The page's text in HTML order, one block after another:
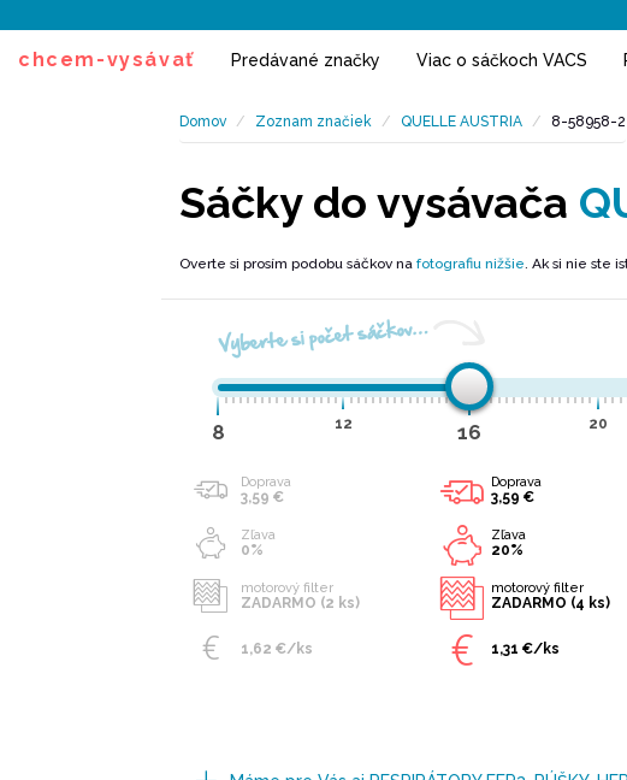
chcem-vysávať Predávané značky Viac o sáčkoch VACS
Domov Zoznam značiek QUELLE AUSTRIA 8-58958-2
Sáčky do vysávača
Overte si prosím podobu sáčkov nafotografiu nižšie. Ak si nie ste
Vyberte si počet sáčkov…
8 12 16 20
Doprava
3,59 €
Zľava
0%
motorový filter
ZADARMO (2 ks)
1,62 €/ks
Doprava
3,59 €
Zľava
20%
motorový filter
ZADARMO (4 ks)
1,31 €/ks